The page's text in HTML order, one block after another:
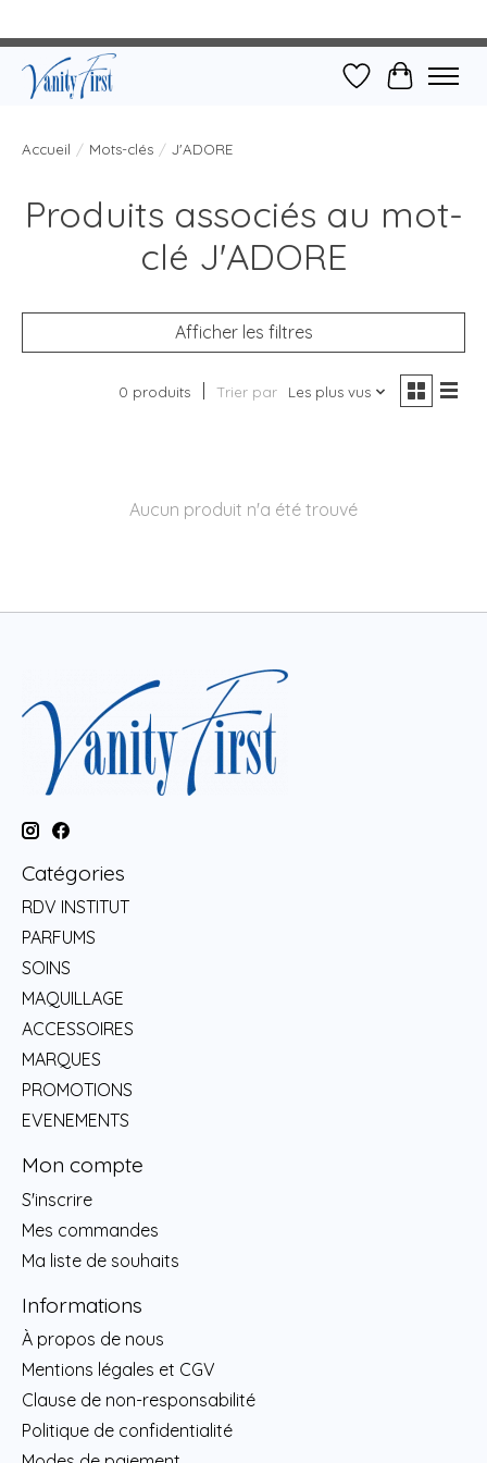
Liste dePanier
Accueil / Mots-clés / J'ADORE
Produits associés au mot-
clé J'ADORE
Afficher les filtres
0 produits Trier par Les plus vus
Aucun produit n'a été trouvé
Catégories
RDV INSTITUT
PARFUMS
SOINS
MAQUILLAGE
ACCESSOIRES
MARQUES
PROMOTIONS
EVENEMENTS
Mon compte
S'inscrire
Mes commandes
Ma liste de souhaits
Informations
À propos de nous
Mentions légales et CGV
Clause de non-responsabilité
Politique de confidentialité